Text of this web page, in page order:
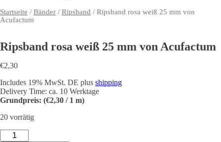
Startseite / Bänder / Ripsband / Ripsband rosa weiß 25 mm von
Acufactum
Ripsband rosa weiß 25 mm von Acufactum
€2,30
Includes 19% MwSt. DE plus shipping
Delivery Time: ca. 10 Werktage
Grundpreis: (€2,30 / 1 m)
20 vorrätig
Ripsband